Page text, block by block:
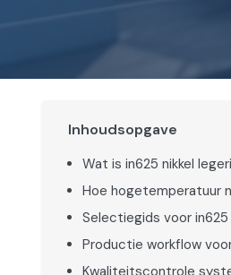
Inhoudsopgave
Wat is in625 nikkel
Hoe hogetemperatuur
Selectiegids voor
Productie workflow
Kwaliteitscontrole